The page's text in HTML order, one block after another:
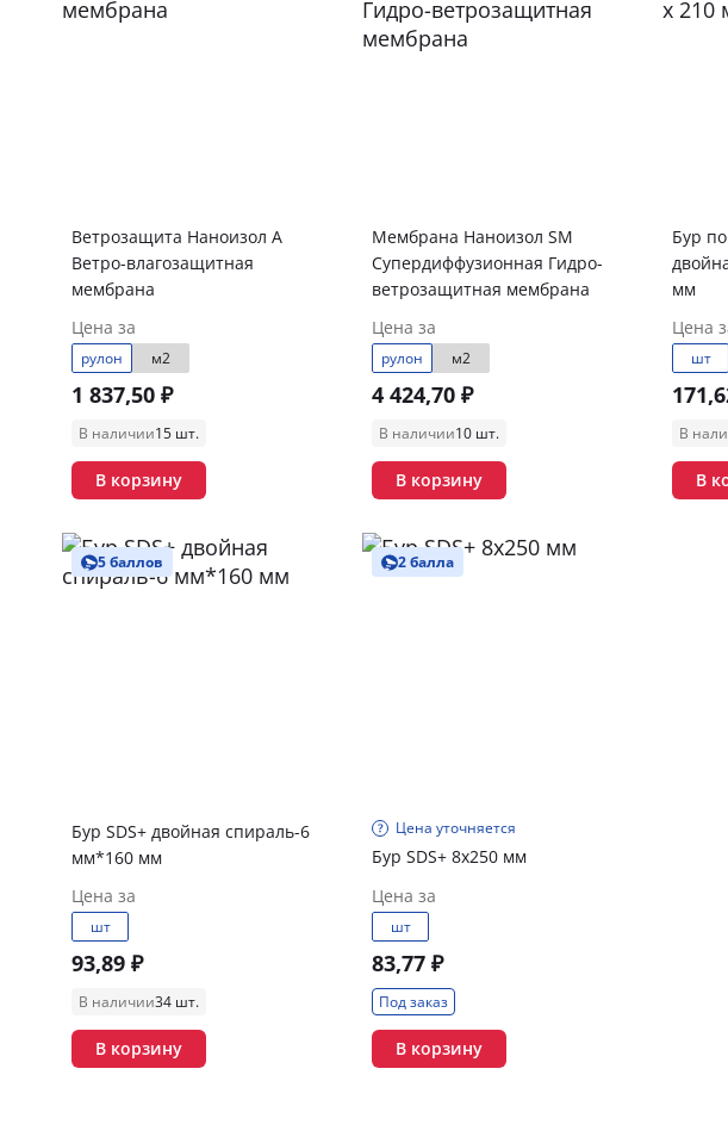
Ветрозащита Наноизол А
Ветро-влагозащитная
мембрана
Цена за
рулон м2
1 837,50 ₽
В наличии15 шт.
В корзину
Мембрана Наноизол SM
Супердиффузионная Гидро-
ветрозащитная мембрана
Цена за
рулон м2
4 424,70 ₽
В наличии10 шт.
В корзину
Бур
мм
Цена
шт
В
В
5 баллов
Бур SDS+ двойная спираль-6
мм*160 мм
Цена за
шт
93,89 ₽
В наличии34 шт.
В корзину
2 балла
Цена уточняется
Бур SDS+ 8х250 мм
Цена за
шт
83,77 ₽
Под заказ
В корзину